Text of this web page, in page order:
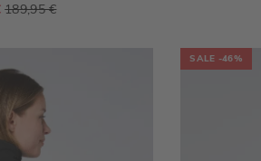
189,95 €
SALE -46%